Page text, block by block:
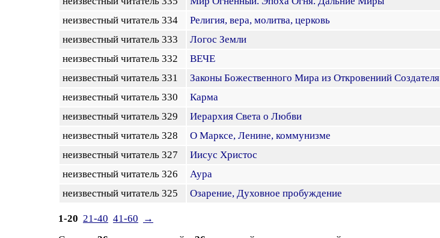
неизвестный читатель 334
Религия, вера, молитва, церковь
неизвестный читатель 333
Логос Земли
неизвестный читатель 332
ВЕЧЕ
неизвестный читатель 331
Законы Божественного Мира из Откровениий Создателя
неизвестный читатель 330
Карма
неизвестный читатель 329
Иерархия Света о Любви
неизвестный читатель 328
О Марксе, Ленине, коммунизме
неизвестный читатель 327
Иисус Христос
неизвестный читатель 326
Аура
неизвестный читатель 325
Озарение, Духовное пробуждение
1-20 21-40 41-60
→